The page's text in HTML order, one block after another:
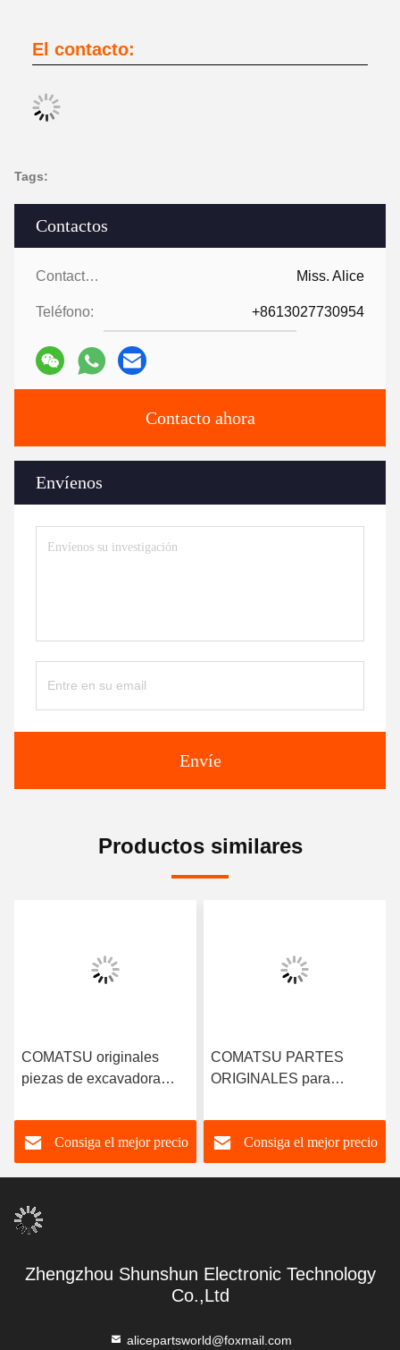
Contactos
Contactos: Miss. Alice
Teléfono: +8613027730954
Contacto ahora
Envíenos
Envíe
El contacto:
Tags:
Productos similares
COMATSU originales
piezas de excavadora
piezas hidráulicas 708-
2H-04690 Cuna de la
bomba Pc400-8 PHV165
pedón
Consiga el mejor precio
COMATSU PARTES
ORIGINALES para
excavadoras 708-2H-
33311 Calzado de pistón
para Komatsu PC400-7
Consiga el mejor precio
Zhengzhou Shunshun Electronic Technology
Co.,Ltd
alicepartsworld@foxmail.com